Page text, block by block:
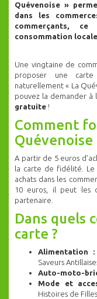
Quévenoise »
dans les
commerçants,
consommation
Une vingtaine de
proposer une
naturellement « La
pouvez la demander à
gratuite !
Comment
Quévenoise
A partir de 5 euros
la carte de fidélité.
achats dans les
10 euros, il peut les
partenaire.
Dans quels
carte ?
Alimentation :
Saveurs
Auto-moto-
Mode et
Histoires de